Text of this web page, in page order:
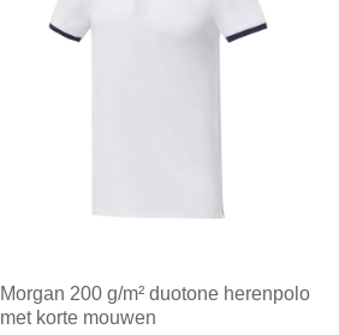
Morgan 200 g/m² duotone herenpolo
met korte mouwen